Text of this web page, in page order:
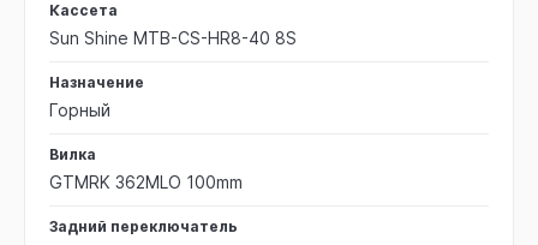
Кассета
Sun Shine MTB-CS-HR8-40 8S
Назначение
Горный
Вилка
GTMRK 362MLO 100mm
Задний переключатель